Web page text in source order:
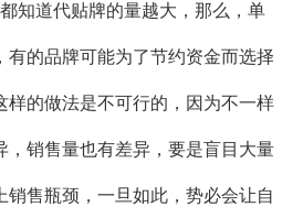
道代贴牌的量越大，那么，单
有的品牌可能为了节约资金而选择
样的做法是不可行的，因为不一样
，销售量也有差异，要是盲目大量
销售瓶颈，一旦如此，势必会让自